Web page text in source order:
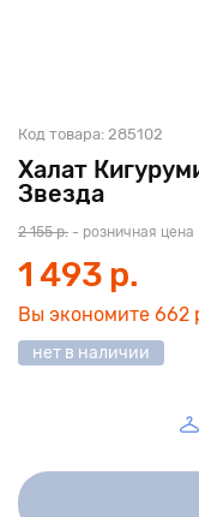
Халат
Звезда
Код товара: 285102
2 155 р. - розничная цена
1 493 р.
Вы экономите 662
нет в наличии